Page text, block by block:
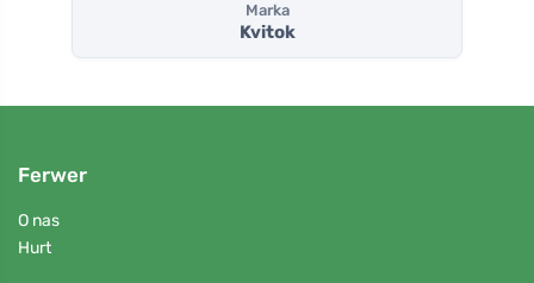
Marka
Kvitok
Ferwer
O nas
Hurt